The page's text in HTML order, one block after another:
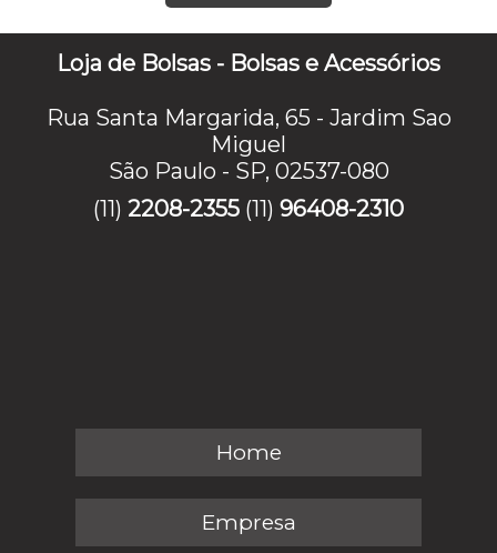
Loja de Bolsas - Bolsas e Acessórios
Rua Santa Margarida, 65 - Jardim Sao
Miguel
São Paulo - SP, 02537-080
(11) 2208-2355 (11) 96408-2310
Home
Empresa